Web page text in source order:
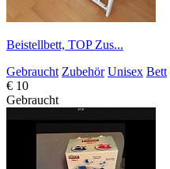
Beistellbett, TOP Zus...
Gebraucht Zubehör Unisex Bett
€ 10
Gebraucht